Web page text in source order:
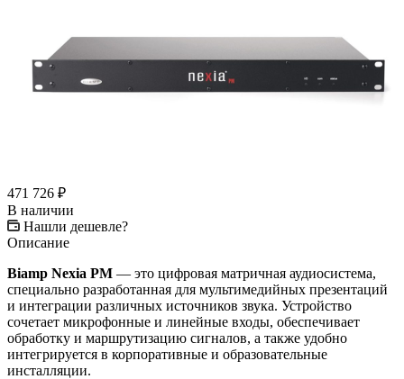
471 726 ₽
В наличии
Нашли дешевле?
Описание
Biamp Nexia PM — это цифровая матричная аудиосистема,
специально разработанная для мультимедийных презентаций
и интеграции различных источников звука. Устройство
сочетает микрофонные и линейные входы, обеспечивает
обработку и маршрутизацию сигналов, а также удобно
интегрируется в корпоративные и образовательные
инсталляции.